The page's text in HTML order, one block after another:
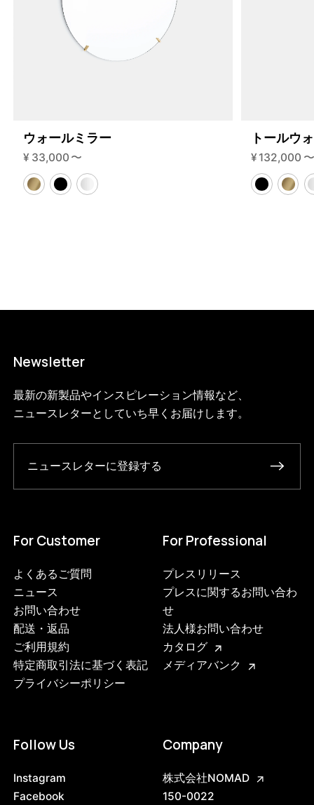
3749626708200
ブラック/ステンレススチール NEW
/products/shelving-system-s-200-3-d?
variant=47408851714280
724900000
ウォールミラー
¥ 33,000 〜
トールウ
¥ 132,000 〜
Newsletter
最新の新製品やインスピレーション情報など、
ニュースレターとしていち早くお届けします。
ニュースレターに登録する
For Customer
よくあるご質問
ニュース
お問い合わせ
配送・返品
ご利用規約
特定商取引法に基づく表記
プライバシーポリシー
For Professional
プレスリリース
プレスに関するお問い合わ
せ
法人様お問い合わせ
カタログ
メディアバンク
Follow Us
Instagram
Facebook
Company
株式会社NOMAD
150-0022